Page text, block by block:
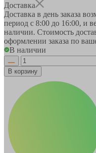
Доставка
Доставка в день заказа
период с 8:00 до 16:00, и
наличии. Стоимость
оформлении заказа по
В наличии
В корзину